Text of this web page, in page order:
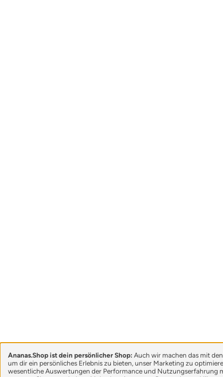
Ananas.Shop ist dein persönlicher Shop: Auch wir machen das mit
um dir ein persönliches Erlebnis zu bieten, unser Marketing zu
wesentliche Auswertungen der Performance und Nutzungserfahrung